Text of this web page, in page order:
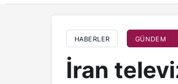
HABERLER GÜNDEM
İran